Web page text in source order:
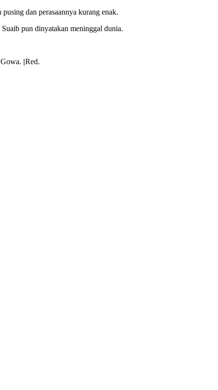
dan perasaannya kurang enak.
pun dinyatakan meninggal dunia.
|Red.